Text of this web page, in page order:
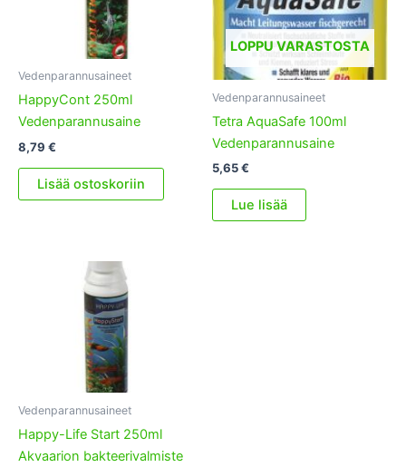
Vedenparannusaineet
HappyCont 250ml
Vedenparannusaine
8,79 €
Lisää ostoskoriin
LOPPU VARASTOSTA
Vedenparannusaineet
Tetra AquaSafe 100ml
Vedenparannusaine
5,65€
Lue lisää
Vedenparannusaineet
Happy-Life Start 250ml
Akvaarion bakteerivalmiste